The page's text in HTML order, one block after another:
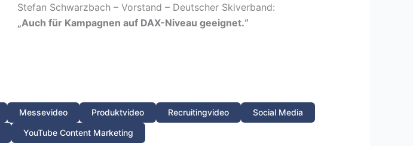
Stefan Schwarzbach – Vorstand – Deutscher Skiverband:
„Auch für Kampagnen auf DAX-Niveau geeignet.“
Messevideo Produktvideo Recruitingvideo
Social Media
YouTube Content Marketing